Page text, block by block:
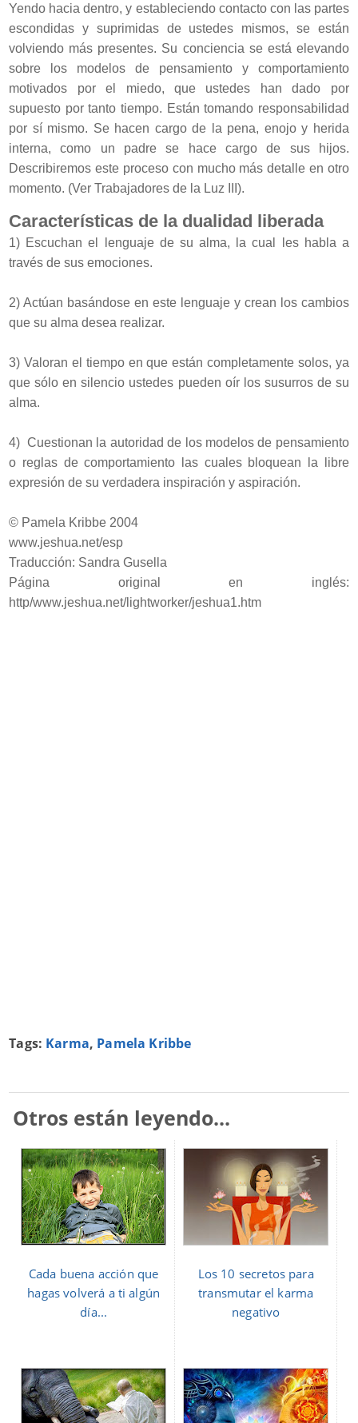
Yendo hacia dentro, y estableciendo contacto con las partes
escondidas y suprimidas de ustedes mismos, se están
volviendo más presentes. Su conciencia se está elevando
sobre los modelos de pensamiento y comportamiento
motivados por el miedo, que ustedes han dado por
supuesto por tanto tiempo. Están tomando responsabilidad
por sí mismo. Se hacen cargo de la pena, enojo y herida
interna, como un padre se hace cargo de sus hijos.
Describiremos este proceso con mucho más detalle en otro
momento. (Ver Trabajadores de la Luz III).
Características de la dualidad liberada
1) Escuchan el lenguaje de su alma, la cual les habla a
través de sus emociones.
2) Actúan basándose en este lenguaje y crean los cambios
que su alma desea realizar.
3) Valoran el tiempo en que están completamente solos, ya
que sólo en silencio ustedes pueden oír los susurros de su
alma.
4) Cuestionan la autoridad de los modelos de pensamiento
o reglas de comportamiento las cuales bloquean la libre
expresión de su verdadera inspiración y aspiración.
© Pamela Kribbe 2004
www.jeshua.net/esp
Traducción: Sandra Gusella
Página original en inglés:
http/www.jeshua.net/lightworker/jeshua1.htm
Tags: Karma, Pamela Kribbe
Otros están leyendo...
Cada buena acción que
hagas volverá a ti algún
día...
Los 10 secretos para
transmutar el karma
negativo